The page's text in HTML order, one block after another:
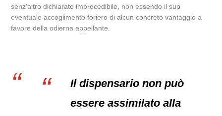
senz’altro dichiarato improcedibile, non essendo il suo
eventuale accoglimento foriero di alcun concreto vantaggio a
favore della odierna appellante.
Il dispensario non può
essere assimilato alla